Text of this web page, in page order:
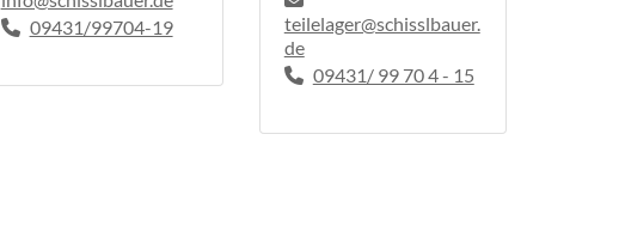
09431/99704-19
teilelager@schisslbauer.
de
09431/ 99 70 4 - 15